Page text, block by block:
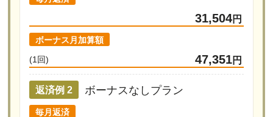
31,504円
ボーナス月加算額
(1回)
47,351円
返済例 2 ボーナスなしプラン
毎月返済